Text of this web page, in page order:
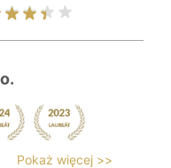
Pokaż więcej >>